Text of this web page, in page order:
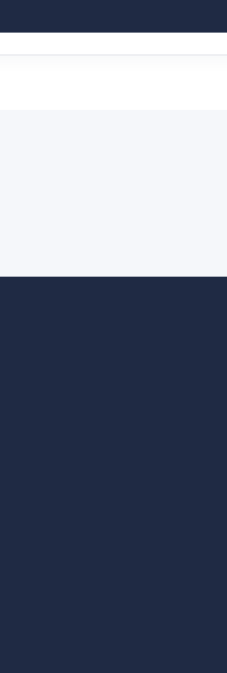
je: